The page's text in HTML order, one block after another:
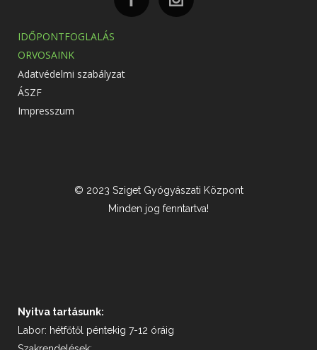
IDŐPONTFOGLALÁS
ORVOSAINK
Adatvédelmi szabályzat
ÁSZF
Impresszum
© 2023 Sziget Gyógyászati Központ
Minden jog fenntartva!
Nyitva tartásunk:
Labor: hétfőtől péntekig 7-12 óráig